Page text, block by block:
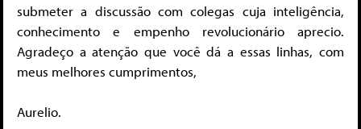
submeter a discussão com colegas cuja inteligência,
conhecimento e empenho revolucionário aprecio.
Agradeço a atenção que você dá a essas linhas, com
meus melhores cumprimentos,
Aurelio.